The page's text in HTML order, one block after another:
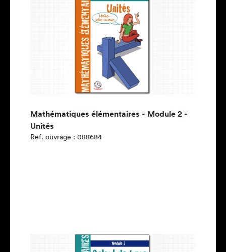
Mathématiques élémentaires - Module 2 -
Unités
Ref. ouvrage : 088684